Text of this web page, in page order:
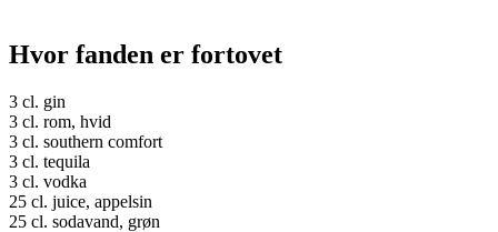
Hvor fanden er fortovet
3 cl. gin
3 cl. rom, hvid
3 cl. southern comfort
3 cl. tequila
3 cl. vodka
25 cl. juice, appelsin
25 cl. sodavand, grøn